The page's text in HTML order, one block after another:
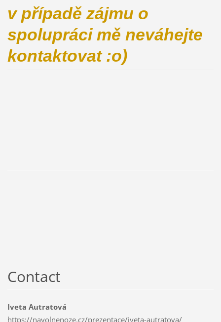
v případě zájmu o
spolupráci mě neváhejte
kontaktovat :o)
Contact
Iveta Autratová
https://navolnenoze.cz/prezentace/iveta-autratova/